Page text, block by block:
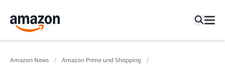
Amazon News Amazon Prime und Shopping